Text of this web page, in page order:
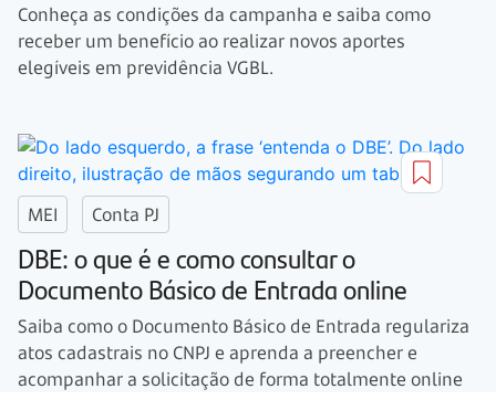
Conheça as condições da campanha e saiba como
receber um benefício ao realizar novos aportes
elegíveis em previdência VGBL.
MEI Conta PJ
DBE: o que é e como consultar o
Documento Básico de Entrada online
Saiba como o Documento Básico de Entrada regulariza
atos cadastrais no CNPJ e aprenda a preencher e
acompanhar a solicitação de forma totalmente online